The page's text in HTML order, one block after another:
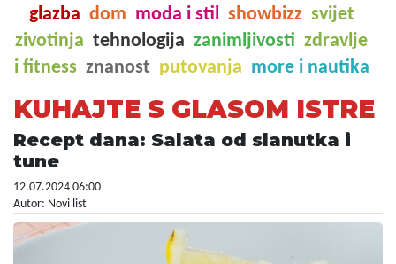
glazba dom moda i stil showbizz svijet
zivotinja tehnologija zanimljivosti zdravlje
i fitness znanost putovanja more i nautika
KUHAJTE S GLASOM ISTRE
Recept dana: Salata od slanutka i
tune
12.07.2024 06:00
Autor: Novi list